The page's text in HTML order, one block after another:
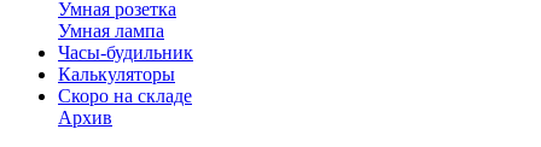
Умная розетка
Умная лампа
Часы-будильник
Калькуляторы
Скоро на складе
Архив